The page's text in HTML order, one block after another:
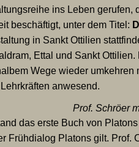
ins Leben gerufen,
beschäftigt, unter dem Titel:
in Sankt Ottilien
Ettal und Sankt
Wege wieder
anwesend.
Prof. Schröer
das erste Buch von Platons
Frühdialog Platons gilt. Prof.